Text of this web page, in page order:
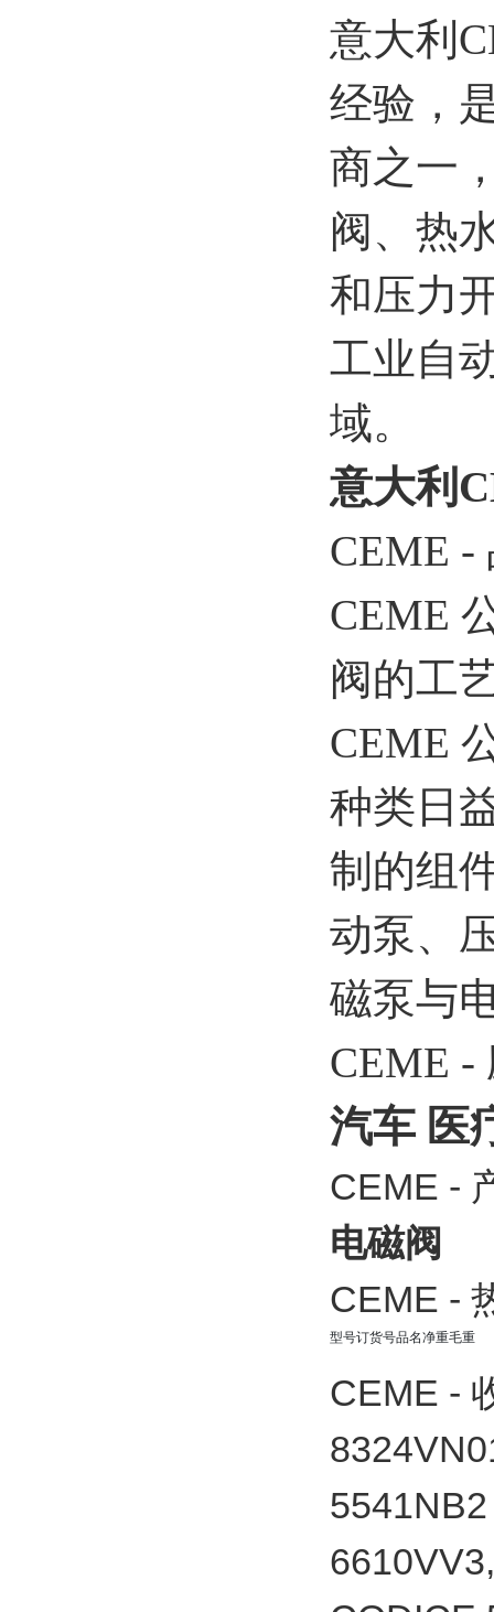
意大利
经验，
商之一
阀、热
和压力
工业自
域。
意大利
CEME -
CEME
阀的工
CEME
种类日
制的组
动泵、
磁泵与
CEME -
汽车 医
CEME -
电磁阀
CEME -
型号订货号品名净重毛重
CEME -